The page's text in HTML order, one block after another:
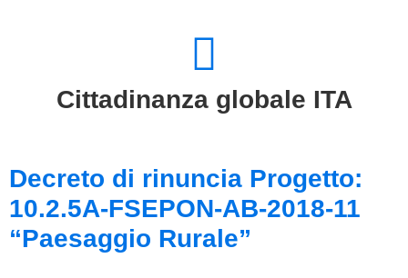
Cittadinanza globale ITA
Decreto di rinuncia Progetto:
10.2.5A-FSEPON-AB-2018-11
“Paesaggio Rurale”